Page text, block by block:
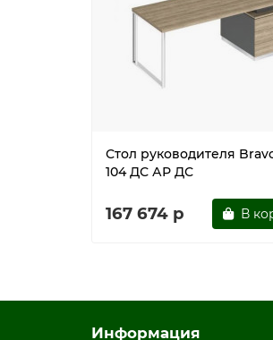
Соединение деталей
Стол собирается с
Имеет регулировочные
Поставляется в
цвет дуб гладстоун
Стол руководителя
104 ДС АР ДС
167 674 р В
Информация